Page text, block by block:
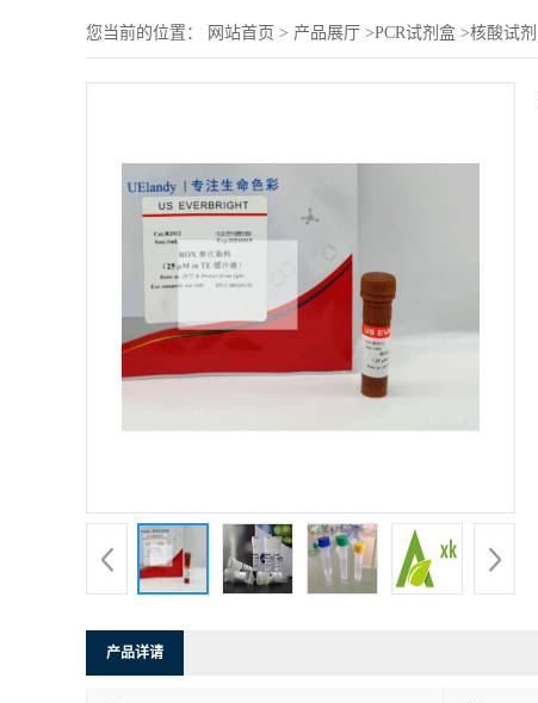
您当前的位置： 网站首页 > 产品展厅 >PCR试剂盒 >核酸试剂
产品详请